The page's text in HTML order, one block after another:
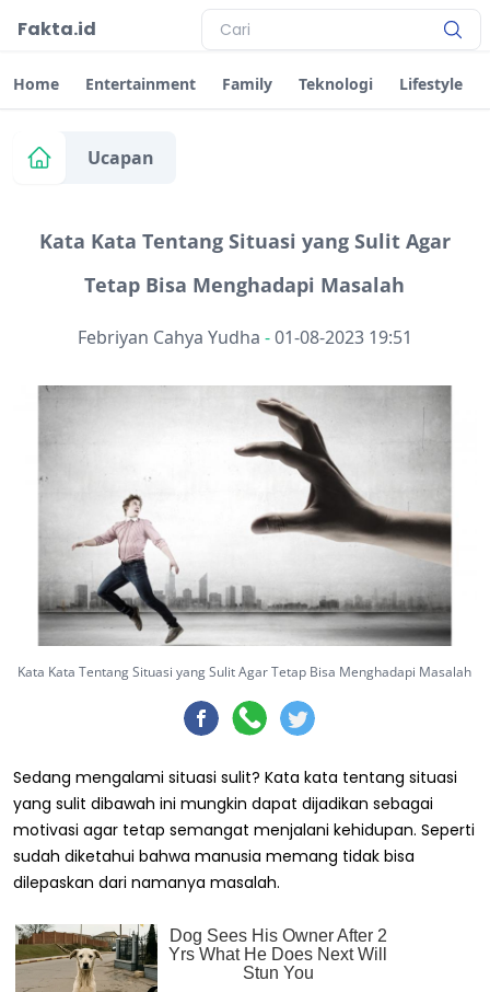
Fakta.id
Home Entertainment Family Teknologi Lifestyle
Ucapan
Kata Kata Tentang Situasi yang Sulit Agar
Tetap Bisa Menghadapi Masalah
Febriyan Cahya Yudha -01-08-2023 19:51
Kata Kata Tentang Situasi yang Sulit Agar Tetap Bisa Menghadapi Masalah
Sedang mengalami situasi sulit? Kata kata tentang situasi
yang sulit dibawah ini mungkin dapat dijadikan sebagai
motivasi agar tetap semangat menjalani kehidupan. Seperti
sudah diketahui bahwa manusia memang tidak bisa
dilepaskan dari namanya masalah.